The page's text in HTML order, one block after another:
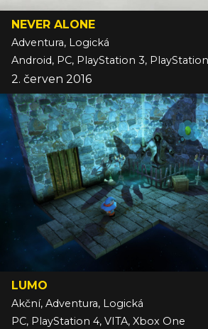
NEVER ALONE
Adventura, Logická
2. červen 2016
LUMO
Akční, Adventura, Logická
PC, PlayStation 4, VITA, Xbox One